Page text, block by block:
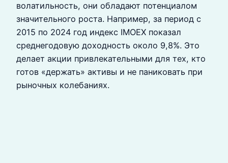
волатильность, они обладают потенциалом
значительного роста. Например, за период с
2015 по 2024 год индекс IMOEX показал
среднегодовую доходность около 9,8%. Это
делает акции привлекательными для тех, кто
готов «держать» активы и не паниковать при
рыночных колебаниях.